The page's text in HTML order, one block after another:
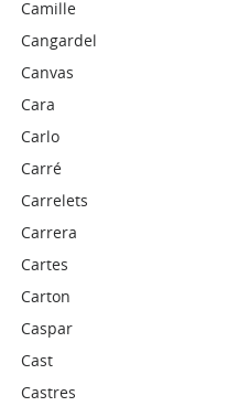
Camille
Cangardel
Canvas
Cara
Carlo
Carré
Carrelets
Carrera
Cartes
Carton
Caspar
Cast
Castres